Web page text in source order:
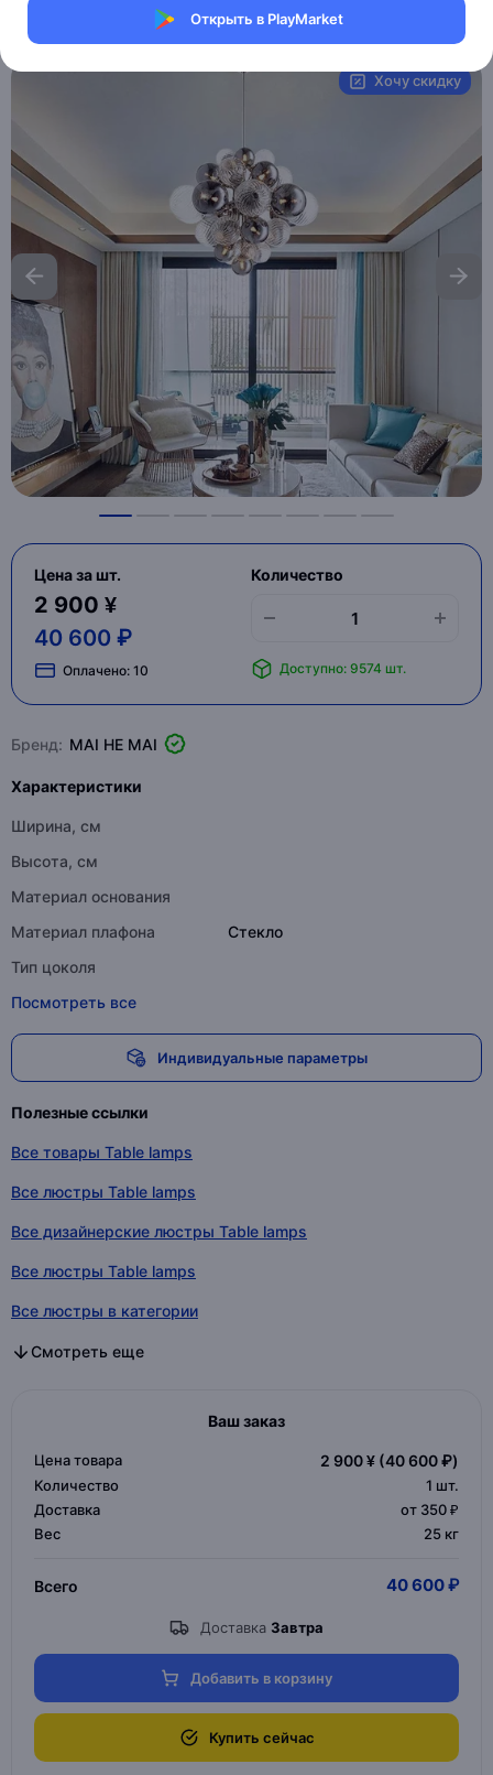
Открыть в PlayMarket
MXM6181854300
Хочу скидку
Цена за шт.
2 900 ¥
40 600 ₽
Оплачено: 10
Количество
Доступно: 9574 шт.
Бренд: MAI HE MAI
Характеристики
Ширина, см
Высота, см
Материал основания
Материал плафона
Стекло
Тип цоколя
Посмотреть все
Индивидуальные параметры
Полезные ссылки
Все товары Table lamps
Все люстры Table lamps
Все дизайнерские люстры Table lamps
Все люстры Table lamps
Все люстры в категории
Все дизайнерские люстры в категории
Все люстры в категории
Смотреть еще
Ваш заказ
Цена товара 2 900 ¥ (40 600 ₽)
Количество 1 шт.
Доставка
от 350 ₽
Вес
25 кг
Всего 40 600 ₽
Доставка Завтра
Добавить в корзину
Купить сейчас